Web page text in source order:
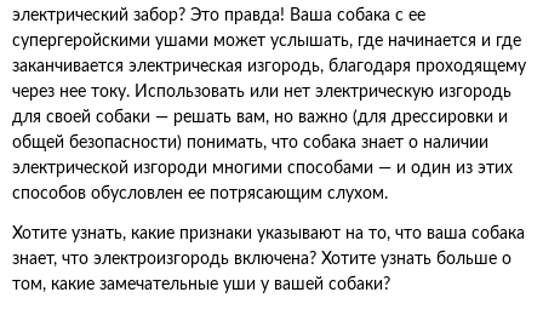
электрический забор? Это правда! Ваша собака с ее
супергеройскими ушами может услышать, где начинается и где
заканчивается электрическая изгородь, благодаря проходящему
через нее току. Использовать или нет электрическую изгородь
для своей собаки — решать вам, но важно (для дрессировки и
общей безопасности) понимать, что собака знает о наличии
электрической изгороди многими способами — и один из этих
способов обусловлен ее потрясающим слухом.
Хотите узнать, какие признаки указывают на то, что ваша собака
знает, что электроизгородь включена? Хотите узнать больше о
том, какие замечательные уши у вашей собаки?